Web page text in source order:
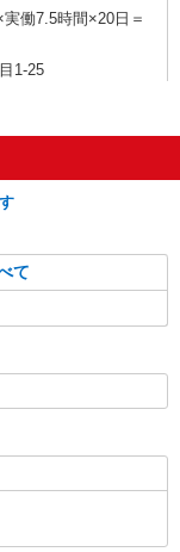
1-25
NEW
（＋交通費・残業
NEW
て